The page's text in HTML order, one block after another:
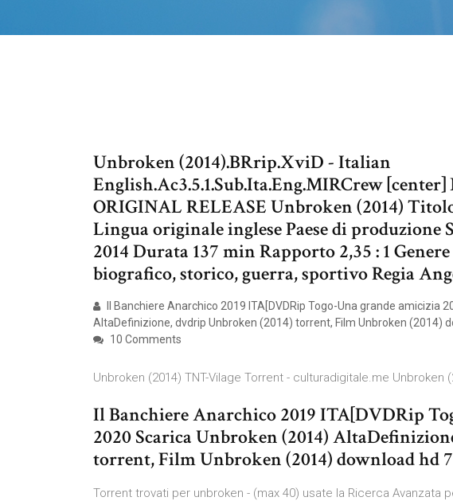
Unbroken (2014).BRrip.XviD - Italian
English.Ac3.5.1.Sub.Ita.Eng.MIRCrew
ORIGINAL RELEASE Unbroken (2014)
Lingua originale inglese Paese di
2014 Durata 137 min Rapporto 2,35 : 1
biografico, storico, guerra, sportivo Regia
Il Banchiere Anarchico 2019 ITA[DVDRip Togo-Una grande amicizia
AltaDefinizione, dvdrip Unbroken (2014) torrent, Film Unbroken (2014)
10 Comments
Unbroken (2014) TNT-Vilage Torrent - culturadigitale.me Unbroken
Il Banchiere Anarchico 2019 ITA[DVDRip
2020 Scarica Unbroken (2014)
torrent, Film Unbroken (2014) download hd
Torrent trovati per unbroken - (max 40) usate la Ricerca Avanzata